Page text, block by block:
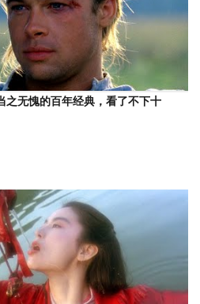
之无愧的百年经典，看了不下十